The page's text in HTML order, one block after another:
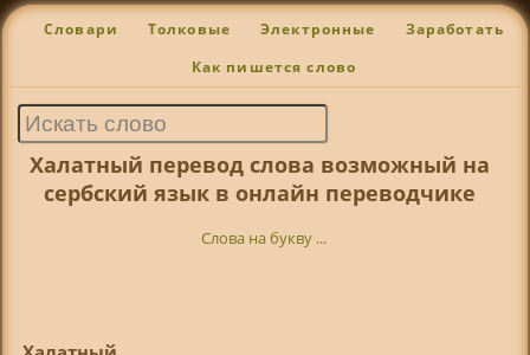
Словари Толковые Электронные Заработать
Как пишется слово
Халатный перевод слова возможный на
сербский язык в онлайн переводчике
Слова на букву ...